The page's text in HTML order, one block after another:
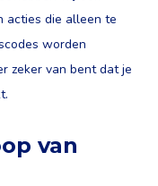
acties die alleen te
worden
zeker van bent dat je
van